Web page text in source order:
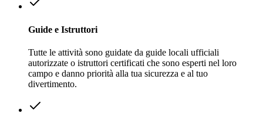
Guide e Istruttori
Tutte le attività sono guidate da guide locali ufficiali
autorizzate o istruttori certificati che sono esperti nel loro
campo e danno priorità alla tua sicurezza e al tuo
divertimento.